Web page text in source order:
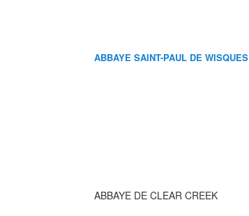
ABBAYE SAINT-PAUL DE WISQUES
ABBAYE DE CLEAR CREEK